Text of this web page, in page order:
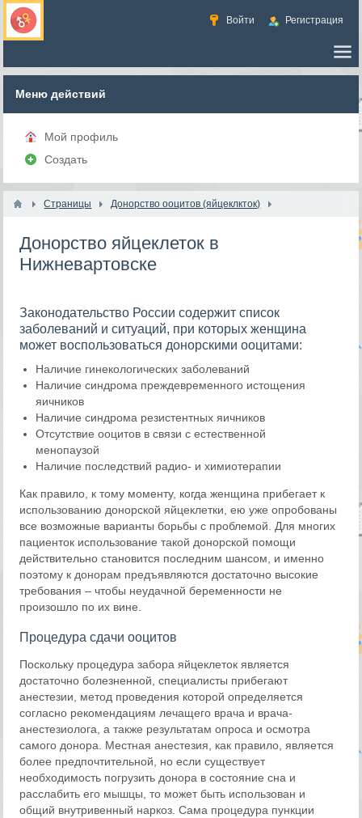
Войти Регистрация
Меню действий
Мой профиль
Создать
Страницы Донорство ооцитов (яйцеклкток)
Донорство яйцеклеток в
Нижневартовске
Законодательство России содержит список
заболеваний и ситуаций, при которых женщина
может воспользоваться донорскими ооцитами:
Наличие гинекологических заболеваний
Наличие синдрома преждевременного истощения
яичников
Наличие синдрома резистентных яичников
Отсутствие ооцитов в связи с естественной
менопаузой
Наличие последствий радио- и химиотерапии
Как правило, к тому моменту, когда женщина прибегает к
использованию донорской яйцеклетки, ею уже опробованы
все возможные варианты борьбы с проблемой. Для многих
пациенток использование такой донорской помощи
действительно становится последним шансом, и именно
поэтому к донорам предъявляются достаточно высокие
требования – чтобы неудачной беременности не
произошло по их вине.
Процедура сдачи ооцитов
Поскольку процедура забора яйцеклеток является
достаточно болезненной, специалисты прибегают
анестезии, метод проведения которой определяется
согласно рекомендациям лечащего врача и врача-
анестезиолога, а также результатам опроса и осмотра
самого донора. Местная анестезия, как правило, является
более предпочтительной, но если существует
необходимость погрузить донора в состояние сна и
расслабить его мышцы, то может быть использован и
общий внутривенный наркоз. Сама процедура пункции